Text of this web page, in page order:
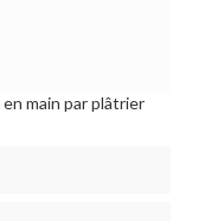
main par plâtrier